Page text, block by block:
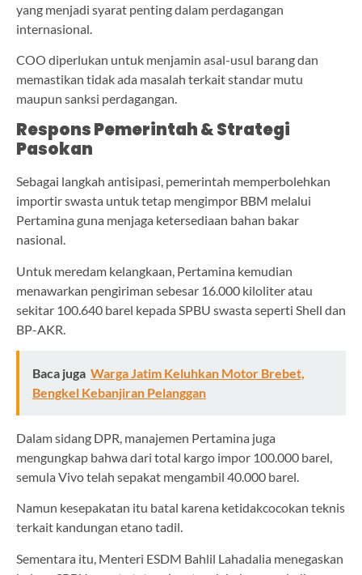
yang menjadi syarat penting dalam perdagangan
internasional.
COO diperlukan untuk menjamin asal-usul barang dan
memastikan tidak ada masalah terkait standar mutu
maupun sanksi perdagangan.
Respons Pemerintah & Strategi
Pasokan
Sebagai langkah antisipasi, pemerintah memperbolehkan
importir swasta untuk tetap mengimpor BBM melalui
Pertamina guna menjaga ketersediaan bahan bakar
nasional.
Untuk meredam kelangkaan, Pertamina kemudian
menawarkan pengiriman sebesar 16.000 kiloliter atau
sekitar 100.640 barel kepada SPBU swasta seperti Shell dan
BP-AKR.
Baca juga Warga Jatim Keluhkan Motor Brebet,
Bengkel Kebanjiran Pelanggan
Dalam sidang DPR, manajemen Pertamina juga
mengungkap bahwa dari total kargo impor 100.000 barel,
semula Vivo telah sepakat mengambil 40.000 barel.
Namun kesepakatan itu batal karena ketidakcocokan teknis
terkait kandungan etano tadil.
Sementara itu, Menteri ESDM Bahlil Lahadalia menegaskan